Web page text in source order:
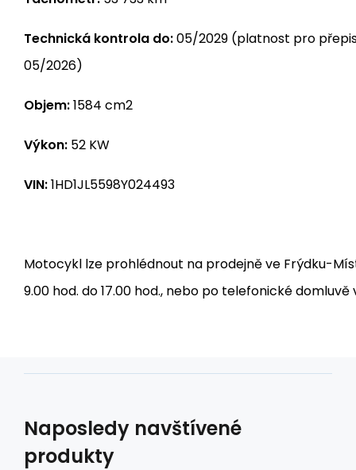
Technická kontrola do:05/2029 (platnost pro
05/2026)
Objem:1584 cm2
Výkon: 52 KW
VIN:1HD1JL5598Y024493
Motocykl lze prohlédnout na prodejně ve Frýdku-
9.00 hod. do 17.00 hod., nebo po telefonické domluvě
Naposledy navštívené
produkty